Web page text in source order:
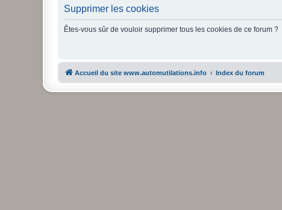
Supprimer les cookies
Êtes-vous sûr de vouloir supprimer tous les cookies de ce forum ?
Accueil du site www.automutilations.info Index du forum